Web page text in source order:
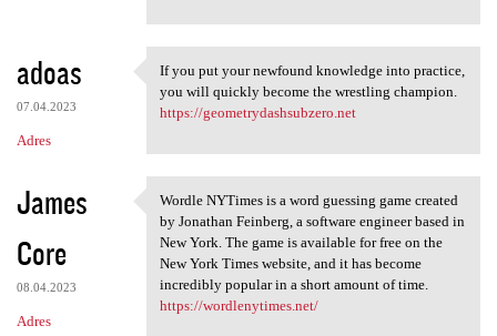
adoas
07.04.2023
Adres
If you put your newfound
If you put your newfound knowledge into practice,
you will quickly become the wrestling champion.
https://geometrydashsubzero.net
James
Core
08.04.2023
Adres
Wordle NYTimes is a word
Wordle NYTimes is a word guessing game created
by Jonathan Feinberg, a software engineer based in
New York. The game is available for free on the
New York Times website, and it has become
incredibly popular in a short amount of time.
https://wordlenytimes.net/